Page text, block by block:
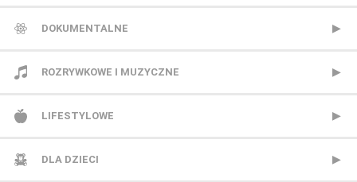
HBO 2
HBO 3
Kino Polska
Paramount Network
Polsat News
Republika
TVN24
TVN24 Biznes i Świat
DOKUMENTALNE
Animal Planet
BBC Earth
CANAL+ Dokument
ROZRYWKOWE I MUZYCZNE
BBC Brit
Mezzo
LIFESTYLOWE
BBC Lifestyle
DLA DZIECI